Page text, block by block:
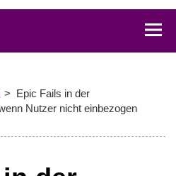
Epic Fails in der
Nutzer nicht einbezogen